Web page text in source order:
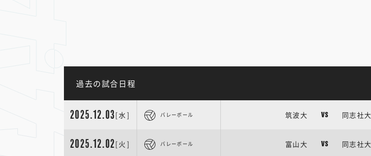
過去の試合日程
2025.12.03[水] バレーボール 筑波大 VS 同志社大
2025.12.02[火] バレーボール 富山大 VS 同志社大